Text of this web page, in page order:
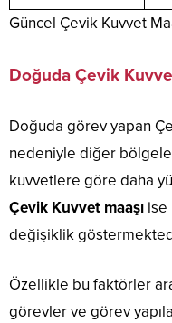
Güncel Çevik Kuvvet
Doğuda Çevik
Doğuda görev yapan
nedeniyle diğer
kuvvetlere göre daha
Çevik Kuvvet maaşı ise
değişiklik
Özellikle bu faktörler
görevler ve görev